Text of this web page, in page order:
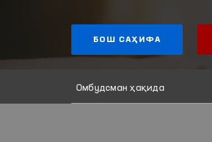
БОШ САҲИФА
Омбудсман ҳақида